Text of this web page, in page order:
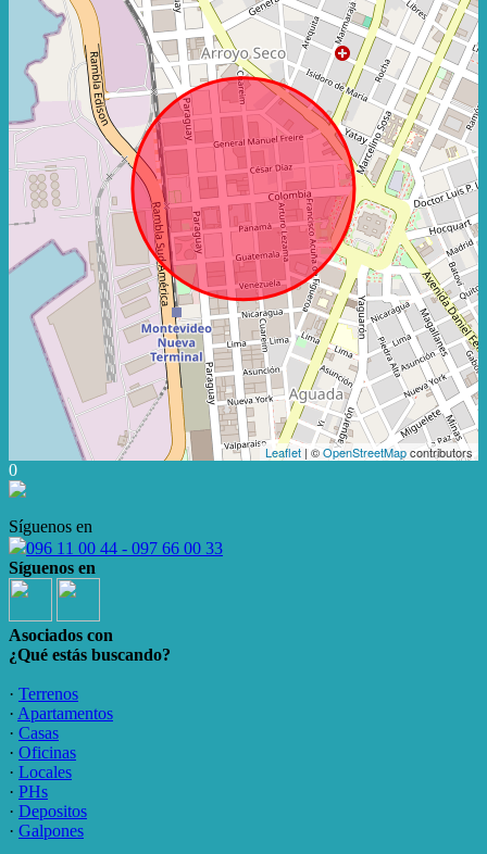
Leaflet | ©OpenStreetMapcontributors
0
Síguenos en
096 11 00 44 - 097 66 00 33
Síguenos en
Asociados con
¿Qué estás buscando?
· Terrenos
· Apartamentos
· Casas
· Oficinas
· Locales
· PHs
· Depositos
· Galpones